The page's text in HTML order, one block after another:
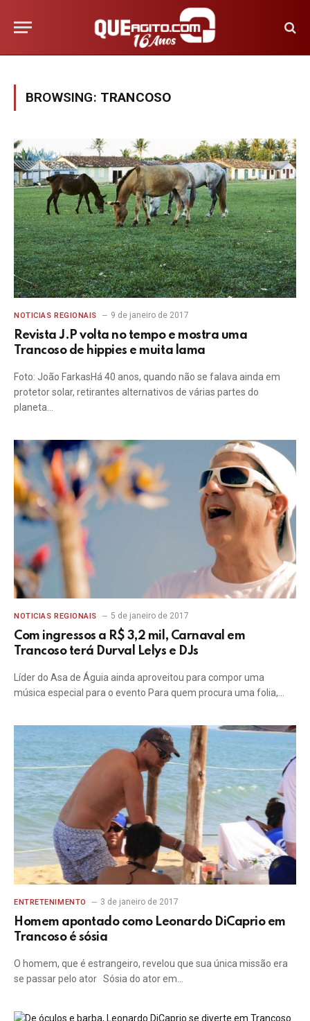
BROWSING: TRANCOSO
NOTICIAS REGIONAIS 9 de janeiro de 2017
Revista J.P volta no tempo e mostra uma
Trancoso de hippies e muita lama
Foto: João FarkasHá 40 anos, quando não se falava ainda em
protetor solar, retirantes alternativos de várias partes do
planeta…
NOTICIAS REGIONAIS 5 de janeiro de 2017
Com ingressos a R$ 3,2 mil, Carnaval em
Trancoso terá Durval Lelys e DJs
Líder do Asa de Águia ainda aproveitou para compor uma
música especial para o evento Para quem procura uma folia,…
ENTRETENIMENTO 3 de janeiro de 2017
Homem apontado como Leonardo DiCaprio em
Trancoso é sósia
O homem, que é estrangeiro, revelou que sua única missão era
se passar pelo ator Sósia do ator em…